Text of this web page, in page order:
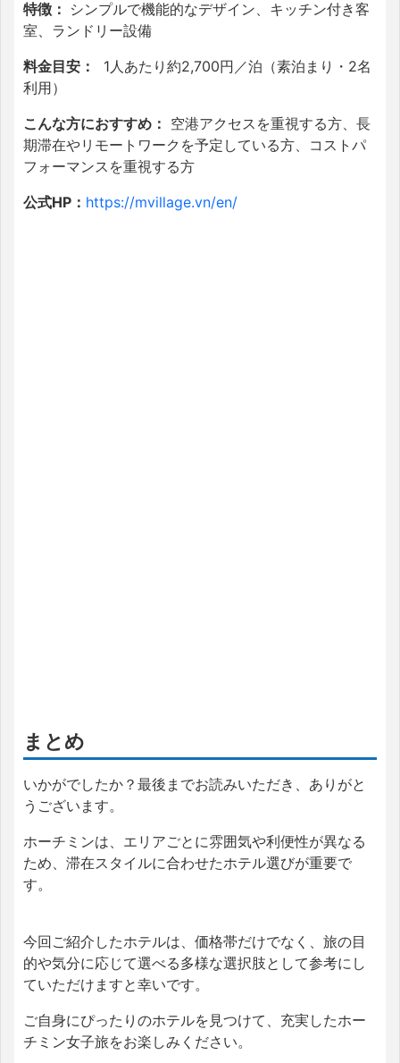
特徴： シンプルで機能的なデザイン、キッチン付き客
室、ランドリー設備
料金目安：
1人あたり約2,700円／泊（素泊まり・2名
利用）
こんな方におすすめ： 空港アクセスを重視する方、長
期滞在やリモートワークを予定している方、コストパ
フォーマンスを重視する方
公式HP： https://mvillage.vn/en/
まとめ
いかがでしたか？最後までお読みいただき、ありがと
うございます。
ホーチミンは、エリアごとに雰囲気や利便性が異なる
ため、滞在スタイルに合わせたホテル選びが重要で
す。
今回ご紹介したホテルは、価格帯だけでなく、旅の目
的や気分に応じて選べる多様な選択肢として参考にし
ていただけますと幸いです。
ご自身にぴったりのホテルを見つけて、充実したホー
チミン女子旅をお楽しみください。